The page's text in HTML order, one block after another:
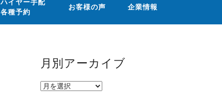
ハイヤー手配
各種予約
お客様の声 企業情報
月別アーカイブ